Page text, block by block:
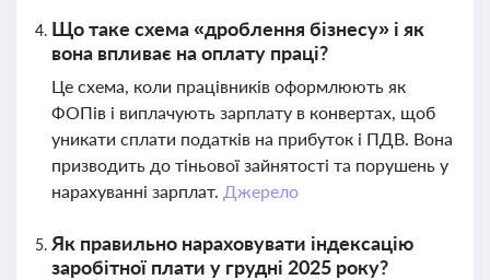
Що таке схема «дроблення бізнесу» і як
вона впливає на оплату праці?
Це схема, коли працівників оформлюють як
ФОПів і виплачують зарплату в конвертах, щоб
уникати сплати податків на прибуток і ПДВ. Вона
призводить до тіньової зайнятості та порушень у
нарахуванні зарплат. Джерело
Як правильно нараховувати індексацію
заробітної плати у грудні 2025 року?